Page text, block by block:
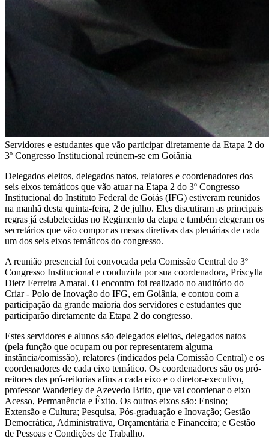
Servidores e estudantes que vão participar diretamente da Etapa 2 do
3º Congresso Institucional reúnem-se em Goiânia
Delegados eleitos, delegados natos, relatores e coordenadores dos
seis eixos temáticos que vão atuar na Etapa 2 do 3º Congresso
Institucional do Instituto Federal de Goiás (IFG) estiveram reunidos
na manhã desta quinta-feira, 2 de julho. Eles discutiram as principais
regras já estabelecidas no Regimento da etapa e também elegeram os
secretários que vão compor as mesas diretivas das plenárias de cada
um dos seis eixos temáticos do congresso.
A reunião presencial foi convocada pela Comissão Central do 3º
Congresso Institucional e conduzida por sua coordenadora, Priscylla
Dietz Ferreira Amaral. O encontro foi realizado no auditório do
Criar - Polo de Inovação do IFG, em Goiânia, e contou com a
participação da grande maioria dos servidores e estudantes que
participarão diretamente da Etapa 2 do congresso.
Estes servidores e alunos são delegados eleitos, delegados natos
(pela função que ocupam ou por representarem alguma
instância/comissão), relatores (indicados pela Comissão Central) e os
coordenadores de cada eixo temático. Os coordenadores são os pró-
reitores das pró-reitorias afins a cada eixo e o diretor-executivo,
professor Wanderley de Azevedo Brito, que vai coordenar o eixo
Acesso, Permanência e Êxito. Os outros eixos são: Ensino;
Extensão e Cultura; Pesquisa, Pós-graduação e Inovação; Gestão
Democrática, Administrativa, Orçamentária e Financeira; e Gestão
de Pessoas e Condições de Trabalho.